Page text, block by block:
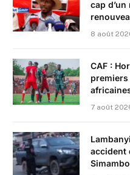
cap
8 août
CAF :
7 août
accident